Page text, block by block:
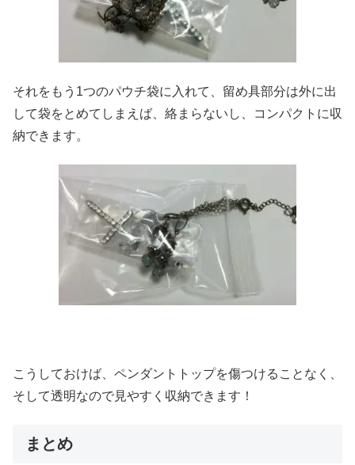
それをもう1つのパウチ袋に入れて、留め具部分は外に出
して袋をとめてしまえば、絡まらないし、コンパクトに収
納できます。
こうしておけば、ペンダントトップを傷つけることなく、
そして透明なので見やすく収納できます！
まとめ